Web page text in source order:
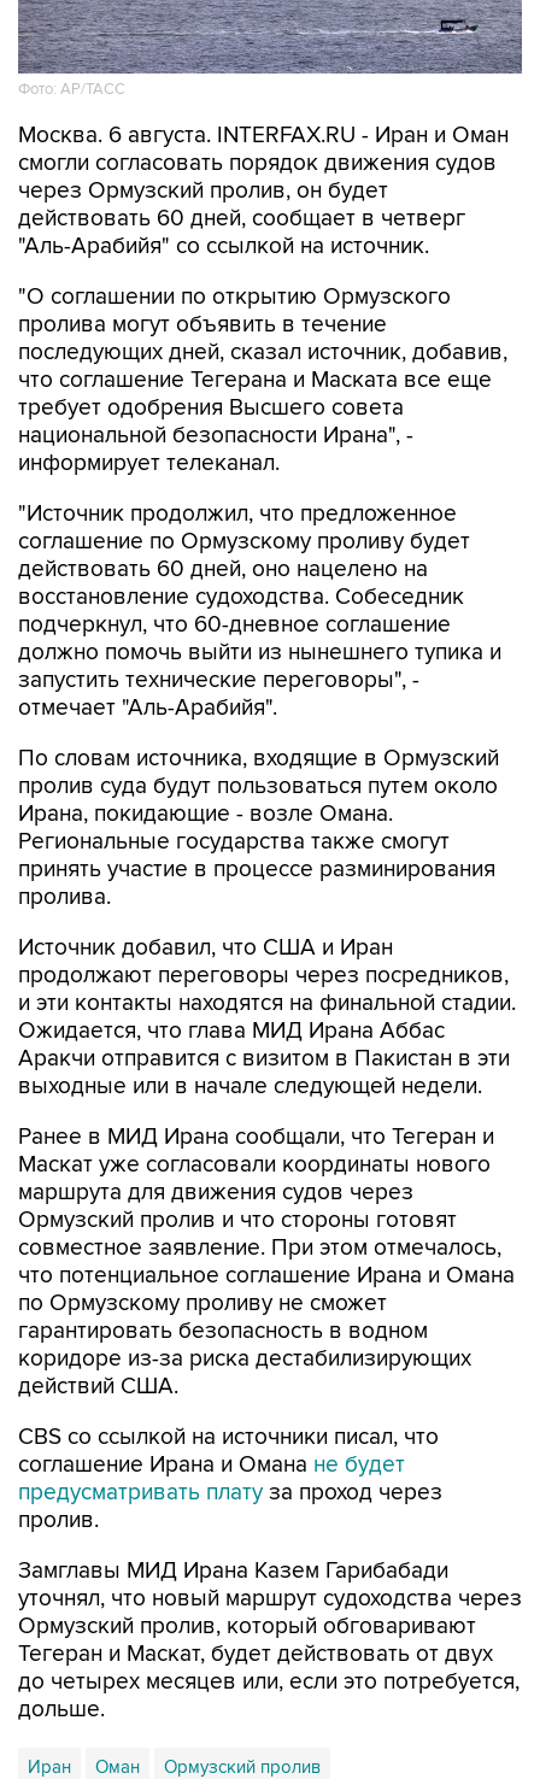
Фото: AP/ТАСС
Москва. 6 августа. INTERFAX.RU - Иран и Оман
смогли согласовать порядок движения судов
через Ормузский пролив, он будет
действовать 60 дней, сообщает в четверг
"Аль-Арабийя" со ссылкой на источник.
"О соглашении по открытию Ормузского
пролива могут объявить в течение
последующих дней, сказал источник, добавив,
что соглашение Тегерана и Маската все еще
требует одобрения Высшего совета
национальной безопасности Ирана", -
информирует телеканал.
"Источник продолжил, что предложенное
соглашение по Ормузскому проливу будет
действовать 60 дней, оно нацелено на
восстановление судоходства. Собеседник
подчеркнул, что 60-дневное соглашение
должно помочь выйти из нынешнего тупика и
запустить технические переговоры", -
отмечает "Аль-Арабийя".
По словам источника, входящие в Ормузский
пролив суда будут пользоваться путем около
Ирана, покидающие - возле Омана.
Региональные государства также смогут
принять участие в процессе разминирования
пролива.
Источник добавил, что США и Иран
продолжают переговоры через посредников,
и эти контакты находятся на финальной стадии.
Ожидается, что глава МИД Ирана Аббас
Аракчи отправится с визитом в Пакистан в эти
выходные или в начале следующей недели.
Ранее в МИД Ирана сообщали, что Тегеран и
Маскат уже согласовали координаты нового
маршрута для движения судов через
Ормузский пролив и что стороны готовят
совместное заявление. При этом отмечалось,
что потенциальное соглашение Ирана и Омана
по Ормузскому проливу не сможет
гарантировать безопасность в водном
коридоре из-за риска дестабилизирующих
действий США.
CBS со ссылкой на источники писал, что
соглашение Ирана и Омана не будет
предусматривать плату за проход через
пролив.
Замглавы МИД Ирана Казем Гарибабади
уточнял, что новый маршрут судоходства через
Ормузский пролив, который обговаривают
Тегеран и Маскат, будет действовать от двух
до четырех месяцев или, если это потребуется,
дольше.
Иран Оман Ормузский пролив